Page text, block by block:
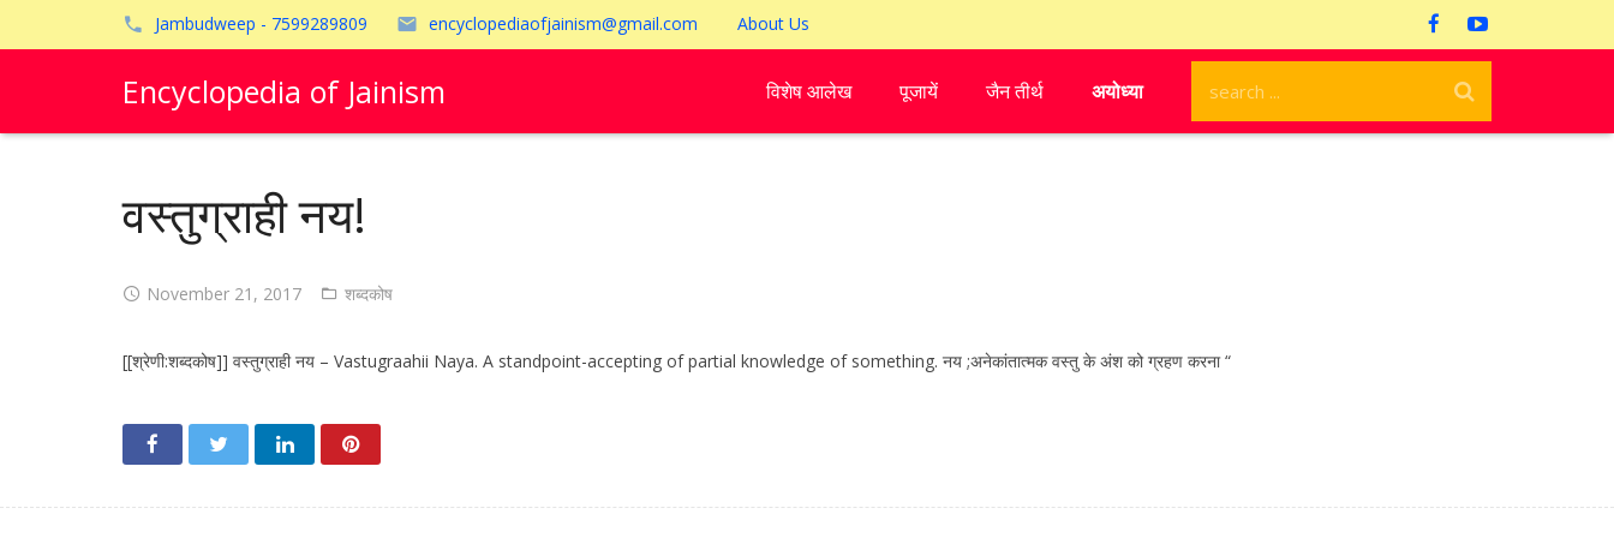
Jambudweep - 7599289809 encyclopediaofjainism@gmail.com About Us
Encyclopedia of Jainism विशेष आलेख पूजायें जैन तीर्थ अयोध्या
वस्तुग्राही नय!
November 21, 2017 शब्दकोष
[[श्रेणी:शब्दकोष]] वस्तुग्राही नय – Vastugraahii Naya. A standpoint-accepting of partial knowledge of something. नय ;अनेकांतात्मक वस्तु के अंश को ग्रहण करना “